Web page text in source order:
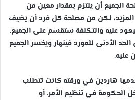
الجميع أن يلتزم بمقدار معين من
لكن من مصلحة كل فرد أن يضيف
عليه والتكلفة ستقسم على الجميع.
الأدنى للمورد فينهار ويخسر الجميع
عليه.
هاردين في ورقته كانت تتطلب
الحكومة في تنظيم الأمر. أو